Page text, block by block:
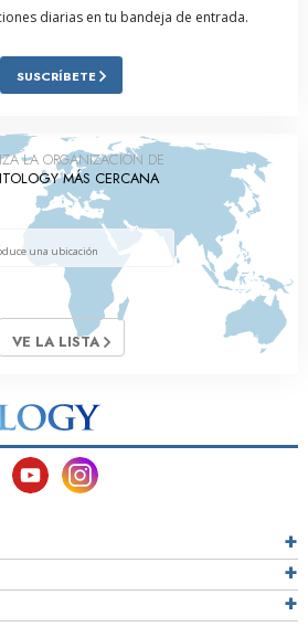
diarias en tu bandeja de entrada.
SUSCRÍBETE
LA ORGANIZACIÓN DE
MÁS CERCANA
VE LA LISTA